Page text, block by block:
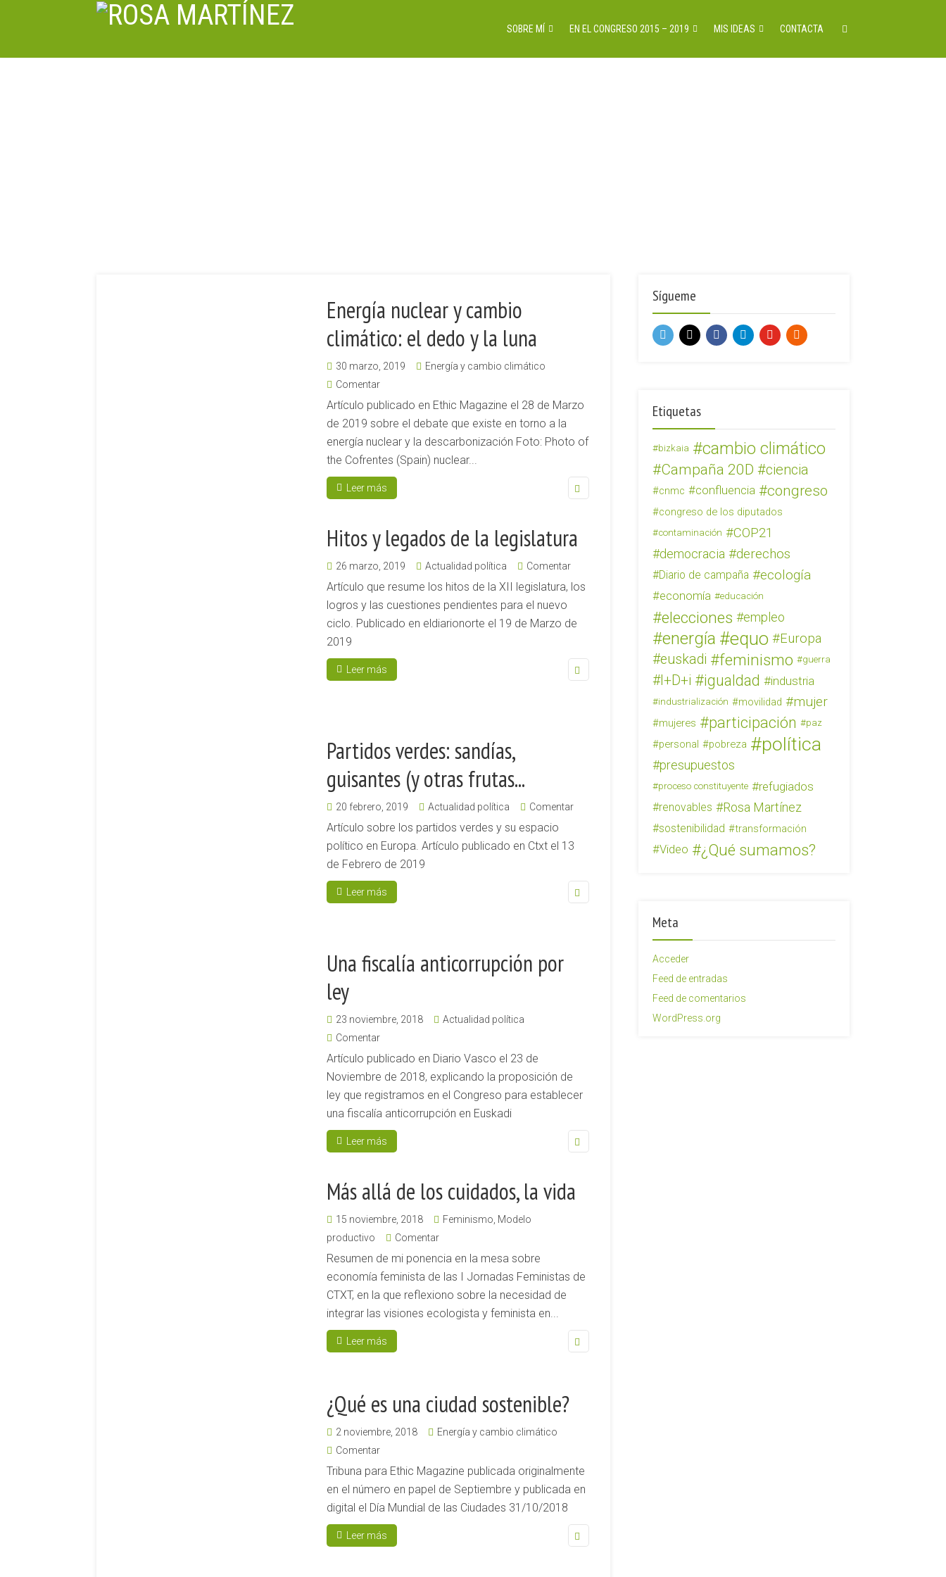
SOBRE MÍ EN EL CONGRESO 2015 – 2019 MIS IDEAS CONTACTA
Energía nuclear y cambio
climático: el dedo y la luna
30 marzo, 2019
Energía y cambio climático
Comentar
Artículo publicado en Ethic Magazine el 28 de Marzo
de 2019 sobre el debate que existe en torno a la
energía nuclear y la descarbonización Foto: Photo of
the Cofrentes (Spain) nuclear...
Leer más
Hitos y legados de la legislatura
26 marzo, 2019 Actualidad política Comentar
Artículo que resume los hitos de la XII legislatura, los
logros y las cuestiones pendientes para el nuevo
ciclo. Publicado en eldiarionorte el 19 de Marzo de
2019
Leer más
Partidos verdes: sandías,
guisantes (y otras frutas...
20 febrero, 2019 Actualidad política Comentar
Artículo sobre los partidos verdes y su espacio
político en Europa. Artículo publicado en Ctxt el 13
de Febrero de 2019
Leer más
Una fiscalía anticorrupción por
ley
23 noviembre, 2018
Actualidad política
Comentar
Artículo publicado en Diario Vasco el 23 de
Noviembre de 2018, explicando la proposición de
ley que registramos en el Congreso para establecer
una fiscalía anticorrupción en Euskadi
Leer más
Más allá de los cuidados, la vida
15 noviembre, 2018 Feminismo Modelo
productivo
Comentar
Resumen de mi ponencia en la mesa sobre
economía feminista de las I Jornadas Feministas de
CTXT, en la que reflexiono sobre la necesidad de
integrar las visiones ecologista y feminista en...
Leer más
¿Qué es una ciudad sostenible?
2 noviembre, 2018
Energía y cambio climático
Comentar
Tribuna para Ethic Magazine publicada originalmente
en el número en papel de Septiembre y publicada en
digital el Día Mundial de las Ciudades 31/10/2018
Leer más
Sígueme
Etiquetas
bizkaia cambio climático
Campaña 20D ciencia
cnmc confluencia congreso
congreso de los diputados
contaminación COP21
democracia derechos
Diario de campaña ecología
economía educación
elecciones empleo
energía equo Europa
euskadi feminismo guerra
I+D+i igualdad industria
industrialización movilidad mujer
mujeres participación paz
personal pobreza política
presupuestos
proceso constituyente refugiados
renovables Rosa Martínez
sostenibilidad transformación
Video ¿Qué sumamos?
Meta
Acceder
Feed de entradas
Feed de comentarios
WordPress.org